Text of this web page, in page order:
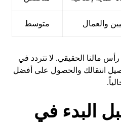
والعمال متوسط
مالنا الحقيقي. لا تتردد في
انتقالك والحصول على أفضل
البدء في